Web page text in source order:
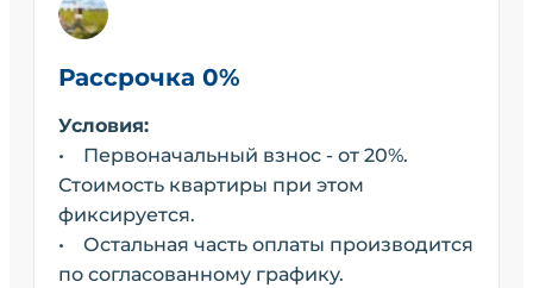
Рассрочка 0%
Условия:
• Первоначальный взнос - от 20%.
Стоимость квартиры при этом
фиксируется.
• Остальная часть оплаты производится
по согласованному графику.